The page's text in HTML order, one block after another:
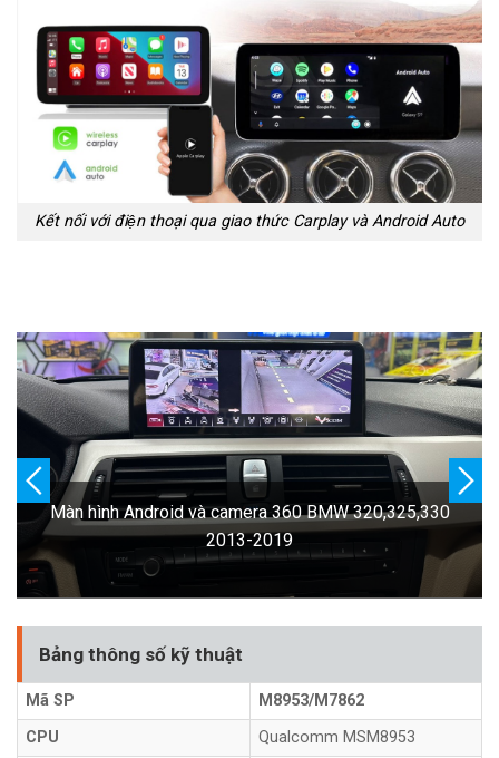
Kết nối với điện thoại qua giao thức Carplay và Android Auto
Màn hình Android BMW 320,325,330 2013-2019
Bảng thông số kỹ thuật